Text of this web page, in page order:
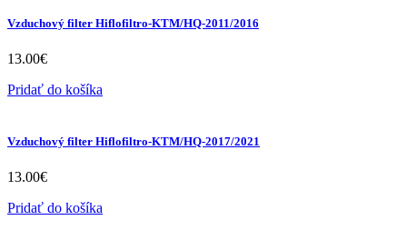
Vzduchový filter Hiflofiltro-KTM/HQ-2011/2016
13.00€
Pridať do košíka
Vzduchový filter Hiflofiltro-KTM/HQ-2017/2021
13.00€
Pridať do košíka